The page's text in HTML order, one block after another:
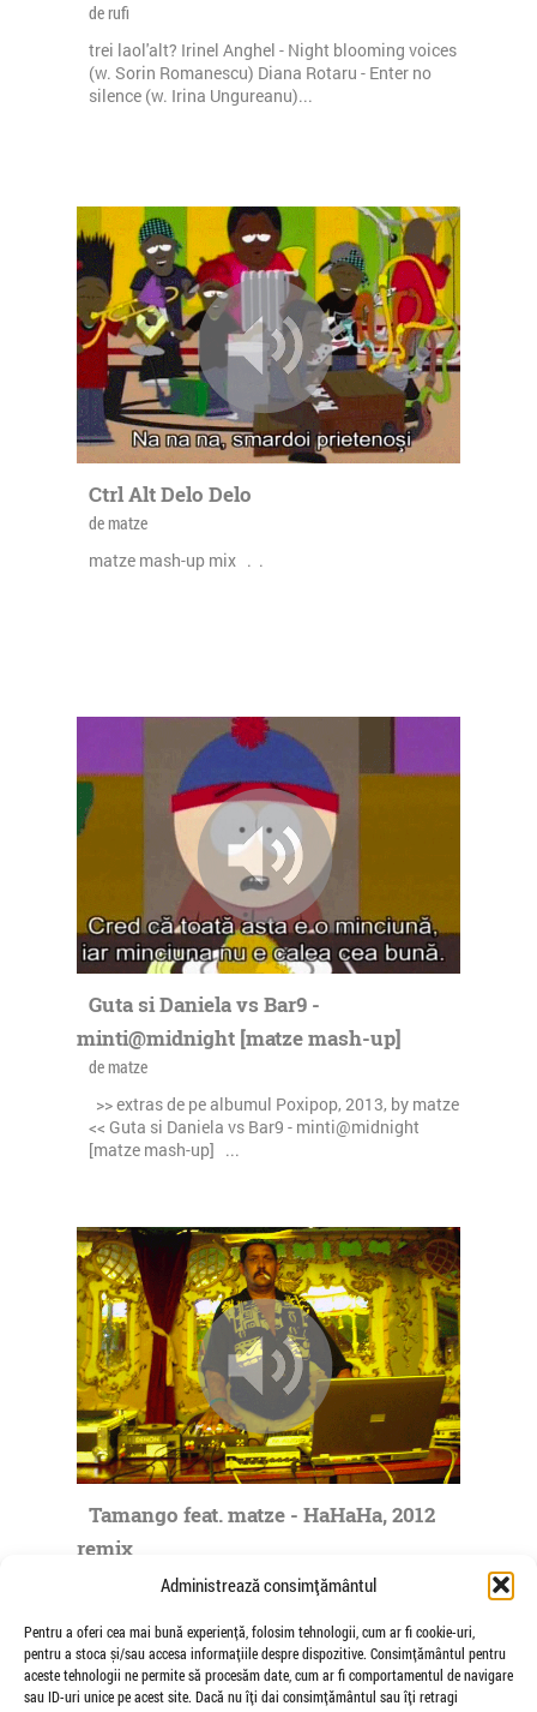
Administrează consimțământul
Pentru a oferi cea mai bună experiență, folosim tehnologii, cum ar fi cookie-uri,
pentru a stoca și/sau accesa informațiile despre dispozitive. Consimțământul pentru
aceste tehnologii ne permite să procesăm date, cum ar fi comportamentul de navigare
sau ID-uri unice pe acest site. Dacă nu îți dai consimțământul sau îți retragi
de rufi
trei laol'alt? Irinel Anghel - Night blooming voices
(w. Sorin Romanescu) Diana Rotaru - Enter no
silence (w. Irina Ungureanu)...
Ctrl Alt Delo Delo
de matze
matze mash-up mix . .
Guta si Daniela vs Bar9 -
minti@midnight [matze mash-up]
de matze
>> extras de pe albumul Poxipop, 2013, by matze
<< Guta si Daniela vs Bar9 - minti@midnight
[matze mash-up] ...
Tamango feat. matze - HaHaHa, 2012
remix